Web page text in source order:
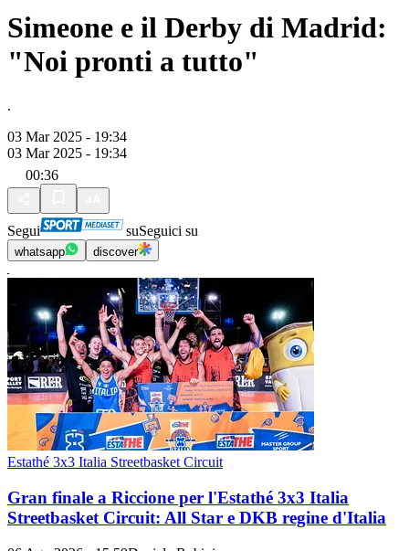
Simeone e il Derby di Madrid:
"Noi pronti a tutto"
.
03 Mar 2025 - 19:34
03 Mar 2025 - 19:34
00:36
Segui suSeguici su
whatsapp discover
Estathé 3x3 Italia Streetbasket Circuit
Gran finale a Riccione per l'Estathé 3x3 Italia
Streetbasket Circuit: All Star e DKB regine d'Italia